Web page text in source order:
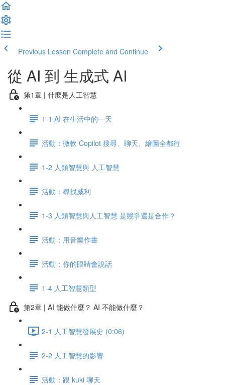
Previous Lesson Complete and Continue
從 AI 到 生成式 AI
第1章 | 什麼是人工智慧
1-1 AI 在生活中的一天
活動：微軟 Copilot 搜尋、聊天、繪圖全都行
1-2 人類智慧與 人工智慧
活動：尋找威利
1-3 人類智慧與人工智慧 是競爭還是合作？
活動：用音樂作畫
活動：你的眼睛會說話
1-4 人工智慧類型
第2章 | AI 能做什麼？ AI 不能做什麼？
2-1 人工智慧發展史 (0:06)
2-2 人工智慧的影響
活動：跟 kuki 聊天